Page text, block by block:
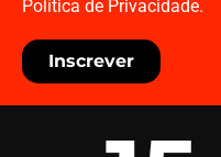
Política de Privacidade.
Inscrever